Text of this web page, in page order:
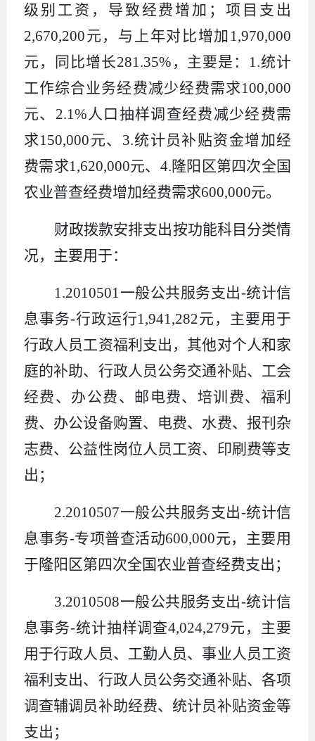
级别工资，导致经费增加；项目支出
2,670,200元，与上年对比增加 1,970,000
元，同比增长281.35% ，主要是： 1.统计
工作综合业务经费减少经费需求100,000
元、 2.1% 人口抽样调查经费减少经费需
求150,000元、 3.统计员补贴资金增加经
费需求1,620,000元、 4.隆阳区第四次全国
农业普查经费增加经费需求600,000元。
财政拨款安排支出按功能科目分类情
况，主要用于：
1.2010501 一般公共服务支出-统计信
息事务-行政运行1,941,282元，主要用于
行政人员工资福利支出，其他对个人和家
庭的补助、行政人员公务交通补贴、工会
经费、办公费、邮电费、培训费、福利
费、办公设备购置、电费、水费、报刊杂
志费、公益性岗位人员工资、印刷费等支
出；
2.2010507一般公共服务支出-统计信
息事务-专项普查活动600,000元，主要用
于隆阳区第四次全国农业普查经费支出；
3.2010508一般公共服务支出-统计信
息事务-统计抽样调查4,024,279元，主要
用于行政人员、工勤人员、事业人员工资
福利支出、行政人员公务交通补贴、各项
调查辅调员补助经费、统计员补贴资金等
支出；